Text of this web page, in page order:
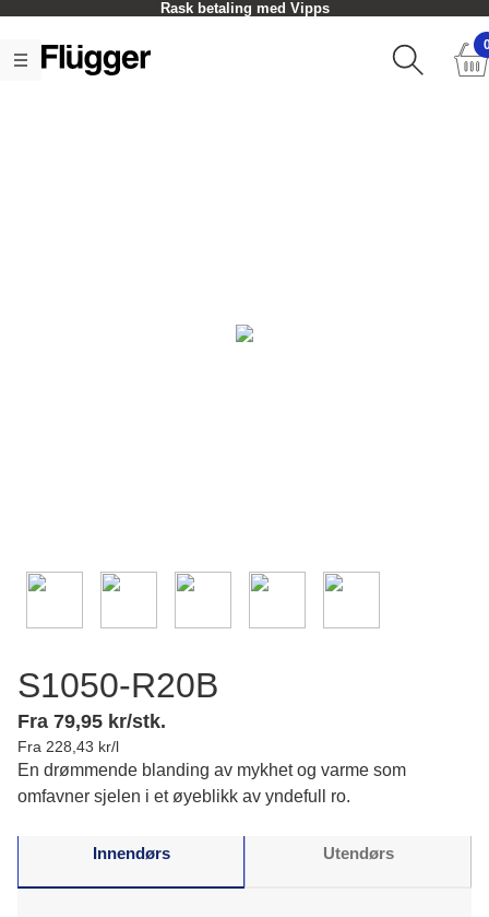
Rask betaling med Vipps
S1050-R20B
Fra 79,95 kr/stk.
Fra 228,43 kr/l
En drømmende blanding av mykhet og varme som
omfavner sjelen i et øyeblikk av yndefull ro.
Innendørs Utendørs